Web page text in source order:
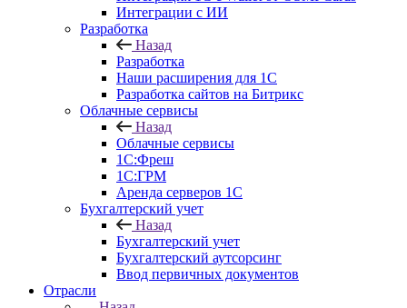
Интеграции с ИИ
Разработка
Назад
Разработка
Наши расширения для 1С
Разработка сайтов на Битрикс
Облачные сервисы
Назад
Облачные сервисы
1С:Фреш
1С:ГРМ
Аренда серверов 1С
Бухгалтерский учет
Назад
Бухгалтерский учет
Бухгалтерский аутсорсинг
Ввод первичных документов
Отрасли